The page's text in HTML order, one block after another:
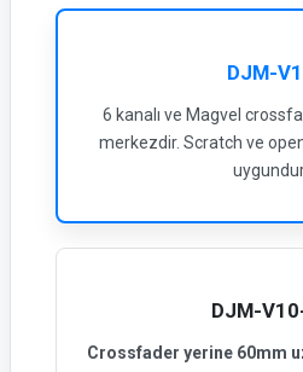
DJM-
6 kanalı ve Magvel
merkezdir. Scratch ve
DJM-
Crossfader yerine 60mm